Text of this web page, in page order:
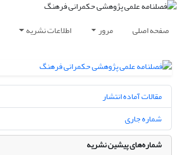
صفحه اصلی مرور اطلاعات نشریه
مقالات آماده انتشار
شماره جاری
شماره‌های پیشین نشریه